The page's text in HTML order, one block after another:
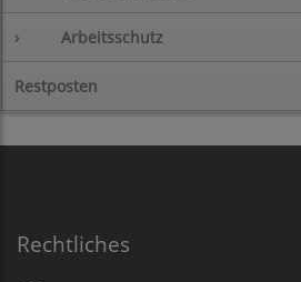
› Arbeitsschutz
Restposten
Rechtliches